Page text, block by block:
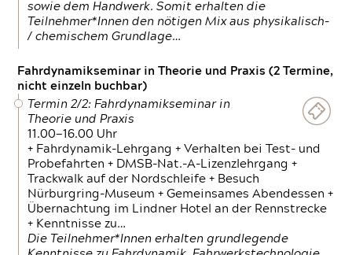
sowie dem Handwerk. Somit erhalten die
Teilnehmer*Innen den nötigen Mix aus physikalisch-
/ chemischem Grundlage…
Fahrdynamikseminar in Theorie und Praxis (2 Termine,
nicht einzeln buchbar)
Termin 2/2: Fahrdynamikseminar in
Theorie und Praxis
11.00—16.00 Uhr
+ Fahrdynamik-Lehrgang + Verhalten bei Test- und
Probefahrten + DMSB-Nat.-A-Lizenzlehrgang +
Trackwalk auf der Nordschleife + Besuch
Nürburgring-Museum + Gemeinsames Abendessen +
Übernachtung im Lindner Hotel an der Rennstrecke
+ Kenntnisse zu…
Die Teilnehmer*Innen erhalten grundlegende